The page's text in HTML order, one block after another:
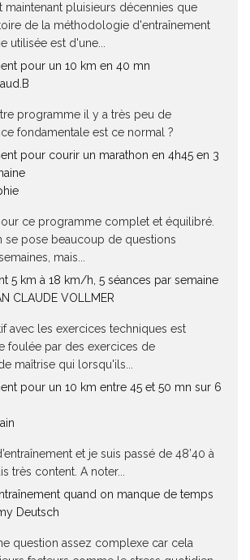
maintenant pluisieurs décennies que
de la méthodologie d'entraînement
utilisée est d'une...
pour un 10 km en 40 mn
programme il y a très peu de
fondamentale est ce normal ?
pour courir un marathon en 4h45 en 3
ce programme complet et équilibré.
se pose beaucoup de questions
mais...
5 km à 18 km/h, 5 séances par semaine
CLAUDE VOLLMER
avec les exercices techniques est
foulée par des exercices de
maîtrise qui lorsqu'ils...
pour un 10 km entre 45 et 50 mn sur 6
et je suis passé de 48’40 à
très content. A noter...
quand on manque de temps
Deutsch
question assez complexe car cela